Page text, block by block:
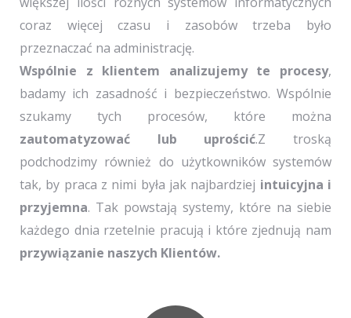
coraz więcej czasu i zasobów trzeba było
przeznaczać na administrację.
Wspólnie z klientem analizujemy te procesy,
badamy ich zasadność i bezpieczeństwo. Wspólnie
szukamy tych procesów, które można
zautomatyzować lub uprościć.Z troską
podchodzimy również do użytkowników systemów
tak, by praca z nimi była jak najbardziej intuicyjna i
przyjemna. Tak powstają systemy, które na siebie
każdego dnia rzetelnie pracują i które zjednują nam
przywiązanie naszych Klientów.